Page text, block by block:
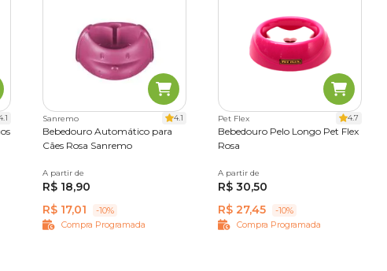
Sanremo 4.1
Bebedouro Automático para
Cães Rosa Sanremo
250 ml
A partir de
R$ 18,90
R$ 17,01
-10%
Compra Programada
Pet Flex 4.7
Bebedouro Pelo Longo Pet Flex
Rosa
P
A partir de
R$ 30,50
R$ 27,45
-10%
Compra Programada